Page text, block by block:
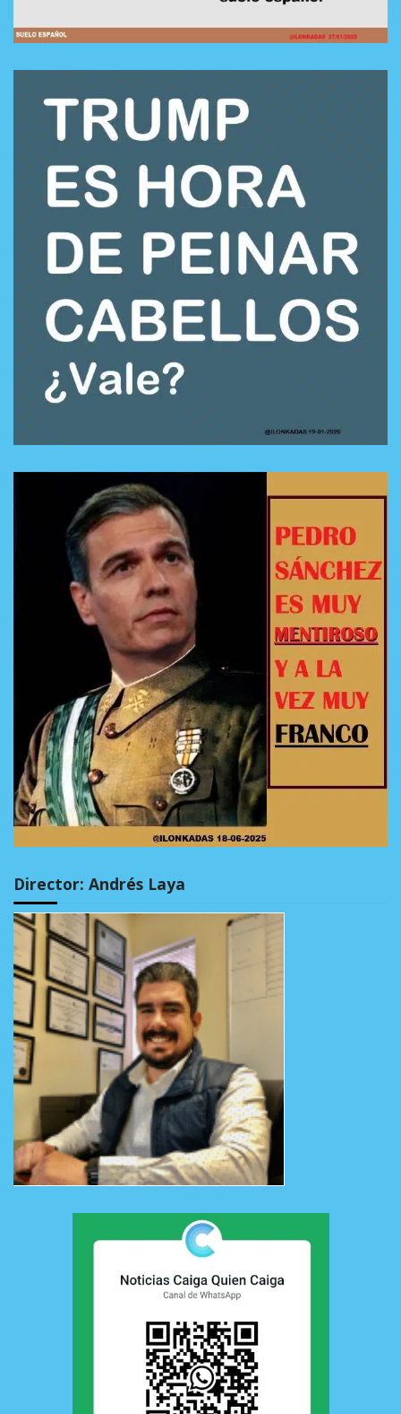
Director: Andrés Laya